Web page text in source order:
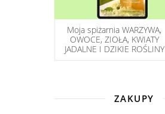
Moja spiżarnia WARZYWA,
OWOCE, ZIOŁA, KWIATY
JADALNE I DZIKIE ROŚLINY
ZAKUPY